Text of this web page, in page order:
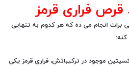
قرص فراری قرمز
برات انجام می ده که هر کدوم به تنهایی
موجود در ترکیباتش، فراری قرمز یکی